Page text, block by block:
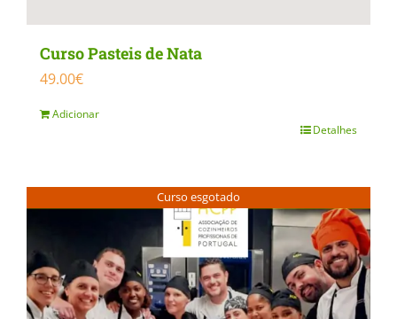
Curso Pasteis de Nata
49.00€
Adicionar
Detalhes
Curso esgotado